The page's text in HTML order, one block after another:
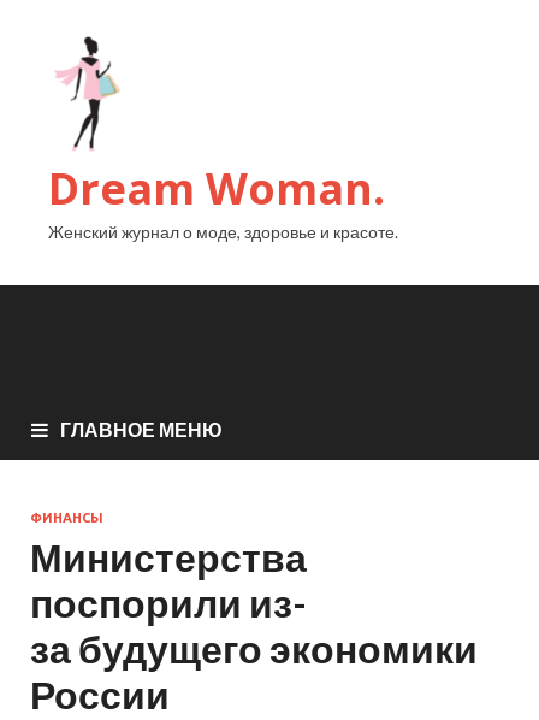
Dream Woman.
Женский журнал о моде, здоровье и красоте.
ГЛАВНОЕ МЕНЮ
ФИНАНСЫ
Министерства
поспорили из-
за будущего экономики
России